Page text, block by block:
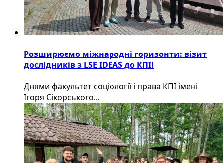
Розширюємо міжнародні горизонти: візит
дослідників з LSE IDEAS до КПІ!
Днями факультет соціології і права КПІ імені
Ігоря Сікорського...